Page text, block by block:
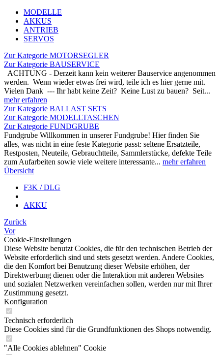
MODELLE
AKKUS
ANTRIEB
SERVOS
Zur Kategorie MOTORSEGLER
Zur Kategorie BAUSERVICE
ACHTUNG - Derzeit kann kein weiterer Bauservice angenommen
werden. Wenn wieder etwas frei wird, teile ich es hier gerne mit.
Vielen Dank --- Ihr habt keine Zeit? Keine Lust zu bauen? Seit...
mehr erfahren
Zur Kategorie BALLAST SETS
Zur Kategorie MODELLTASCHEN
Zur Kategorie FUNDGRUBE
Fundgrube Willkommen in unserer Fundgrube! Hier finden Sie
alles, was nicht in eine feste Kategorie passt: seltene Ersatzteile,
Restposten, Neuteile, Gebrauchtteile, Sammlerstücke, defekte Teile
zum Aufarbeiten sowie viele weitere interessante... mehr erfahren
Übersicht
F3K / DLG
AKKU
Zurück
Vor
Cookie-Einstellungen
Diese Website benutzt Cookies, die für den technischen Betrieb der
Website erforderlich sind und stets gesetzt werden. Andere Cookies,
die den Komfort bei Benutzung dieser Website erhöhen, der
Direktwerbung dienen oder die Interaktion mit anderen Websites
und sozialen Netzwerken vereinfachen sollen, werden nur mit Ihrer
Zustimmung gesetzt.
Konfiguration
Technisch erforderlich
Diese Cookies sind für die Grundfunktionen des Shops notwendig.
"Alle Cookies ablehnen" Cookie